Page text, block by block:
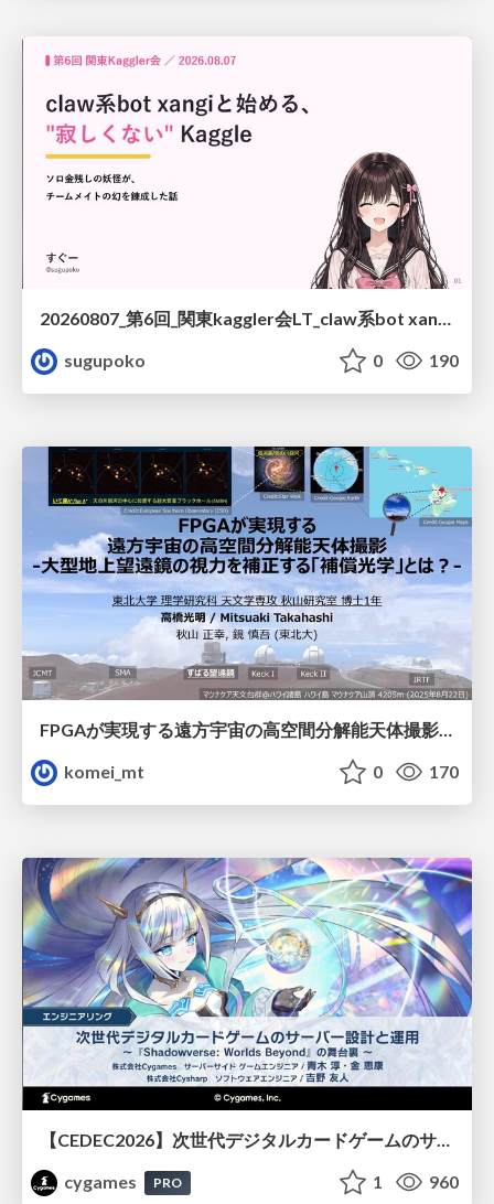
20260807_第6回_関東kaggler会LT_claw系bot xangiと始める、"寂しくない" kaggle
sugupoko
0 190
komei_mt
0 170
【CEDEC2026】次世代デジタルカードゲームのサーバー設計と運用 〜『Shadowverse: Worlds Beyond』の舞台裏～
cygames
PRO 1 960